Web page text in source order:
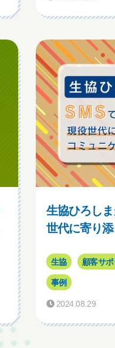
生協ひろし
世代に寄り
生協 顧客サポ
事例
2024.08.29